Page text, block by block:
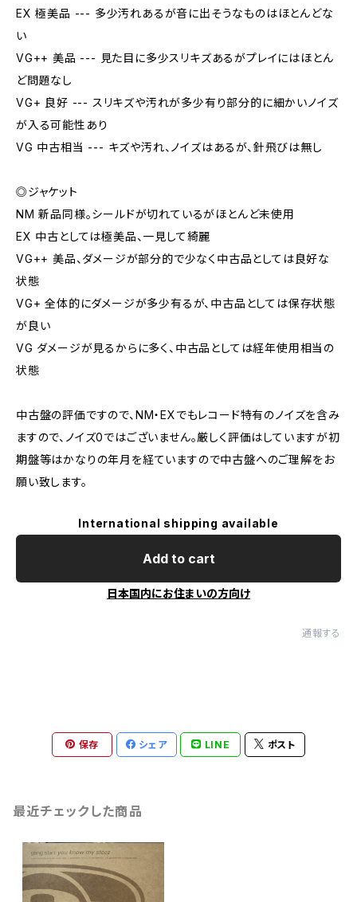
EX 極美品 --- 多少汚れあるが音に出そうなものはほとんどな
い
VG++ 美品 --- 見た目に多少スリキズあるがプレイにはほとん
ど問題なし
VG+ 良好 --- スリキズや汚れが多少有り部分的に細かいノイズ
が入る可能性あり
VG 中古相当 --- キズや汚れ、ノイズはあるが、針飛びは無し
◎ジャケット
NM 新品同様。シールドが切れているがほとんど未使用
EX 中古としては極美品、一見して綺麗
VG++ 美品、ダメージが部分的で少なく中古品としては良好な
状態
VG+ 全体的にダメージが多少有るが、中古品としては保存状態
が良い
VG ダメージが見るからに多く、中古品としては経年使用相当の
状態
中古盤の評価ですので、NM・EXでもレコード特有のノイズを含み
ますので、ノイズ0ではございません。厳しく評価はしていますが初
期盤等はかなりの年月を経ていますので中古盤へのご理解をお
願い致します。
International shipping available
Add to cart
日本国内にお住まいの方向け
通報する
保存 シェア LINE ポスト
最近チェックした商品